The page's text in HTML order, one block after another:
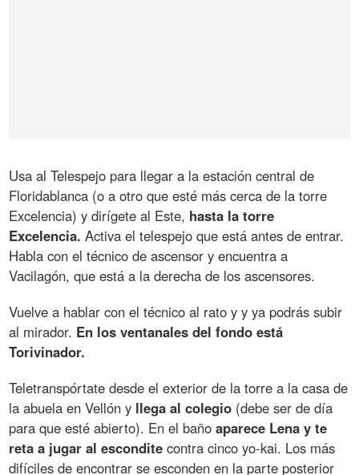
Usa al Telespejo para llegar a la estación central de
Floridablanca (o a otro que esté más cerca de la torre
Excelencia) y dirígete al Este, hasta la torre
Excelencia. Activa el telespejo que está antes de entrar.
Habla con el técnico de ascensor y encuentra a
Vacilagón, que está a la derecha de los ascensores.
Vuelve a hablar con el técnico al rato y y ya podrás subir
al mirador. En los ventanales del fondo está
Torivinador.
Teletranspórtate desde el exterior de la torre a la casa de
la abuela en Vellón y llega al colegio (debe ser de día
para que esté abierto). En el bañoaparece Lena y te
reta a jugar al escondite contra cinco yo-kai. Los más
difíciles de encontrar se esconden en la parte posterior